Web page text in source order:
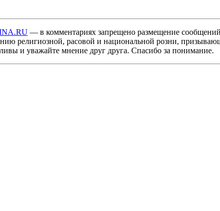
— в комментариях запрещено размещение
религиозной, расовой и национальной розни,
и уважайте мнение друг друга. Спасибо за понимание.